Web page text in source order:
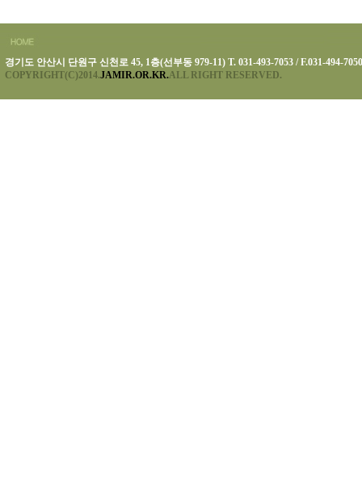
경기도 안산시 단원구 신천로 45, 1층(선부동 979-11) T. 031-493-7053 / F.031-494-7050
COPYRIGHT(C)2014.JAMIR.OR.KR.ALL RIGHT RESERVED.